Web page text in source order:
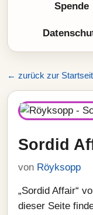
Spende
← zurück zur
Sordid
von Röyksopp
„Sordid Affair“
dieser Seite